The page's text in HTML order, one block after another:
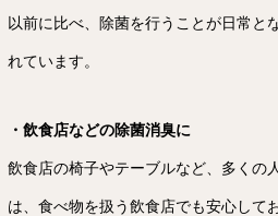
以前に比べ、除菌を行うことが日常と
れています。
・飲食店などの除菌消臭に
飲食店の椅子やテーブルなど、多くの
は、食べ物を扱う飲食店でも安心して